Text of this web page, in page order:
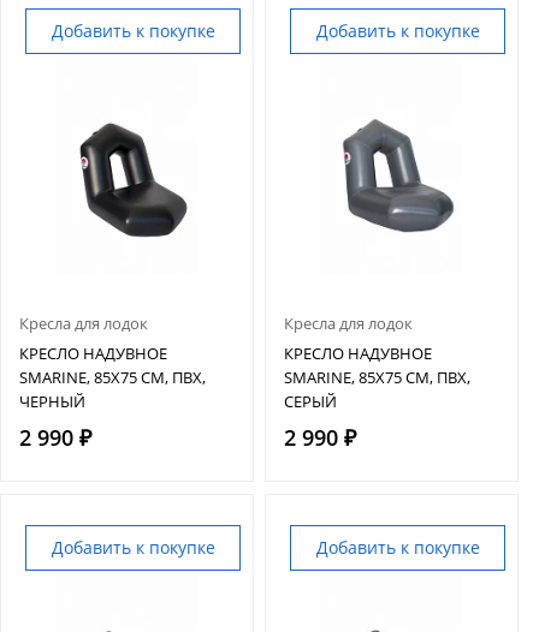
Добавить к покупке
Кресла для лодок
КРЕСЛО НАДУВНОЕ
SMARINE, 85Х75 СМ, ПВХ,
ЧЕРНЫЙ
2 990 ₽
Добавить к покупке
Кресла для лодок
КРЕСЛО НАДУВНОЕ
SMARINE, 85Х75 СМ, ПВХ,
СЕРЫЙ
2 990 ₽
Добавить к покупке Добавить к покупке